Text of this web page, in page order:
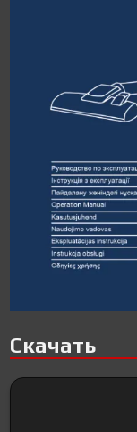
Скачать